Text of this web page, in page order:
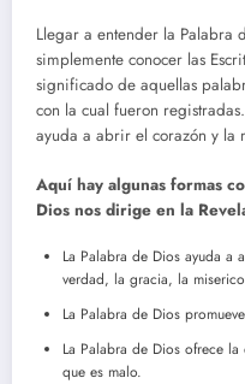
Llegar a entender la Palabra
simplemente conocer las
significado de aquellas
con la cual fueron
ayuda a abrir el corazón y la
Aquí hay algunas formas
Dios nos dirige en la
La Palabra de Dios ayuda a
verdad, la gracia, la
La Palabra de Dios
La Palabra de Dios ofrece
que es malo.